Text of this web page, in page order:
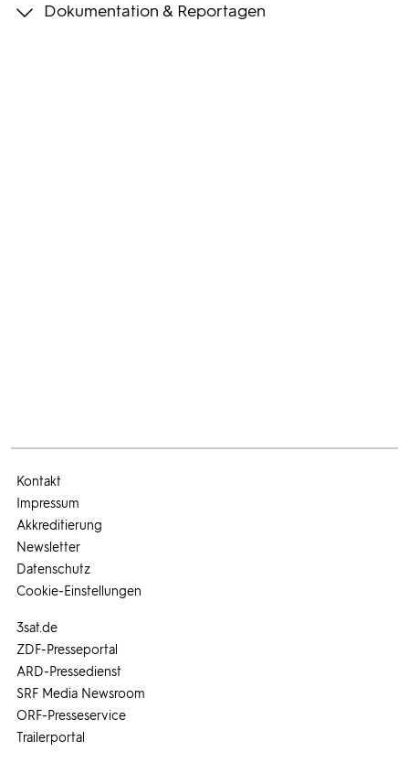
Dokumentation & Reportagen
3sat.de
ZDF-Presseportal
ARD-Pressedienst
SRF Media Newsroom
ORF-Presseservice
Trailerportal
Kontakt
Impressum
Akkreditierung
Newsletter
Datenschutz
Cookie-Einstellungen